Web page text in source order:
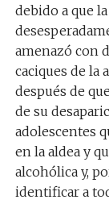
debido a que
amenazó con
caciques de la
después de
de su
adolescentes
en la aldea y
alcohólica y,
identificar a